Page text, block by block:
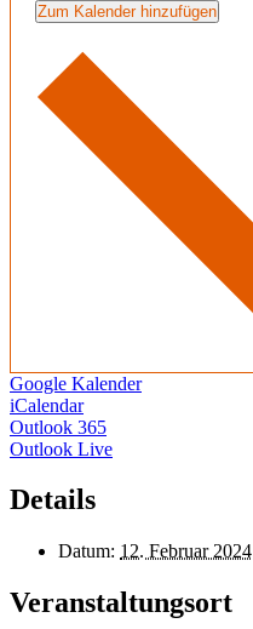
Zum Kalender hinzufügen
Google Kalender
iCalendar
Outlook 365
Outlook Live
Details
Datum: 12. Februar 2024
Veranstaltungsort